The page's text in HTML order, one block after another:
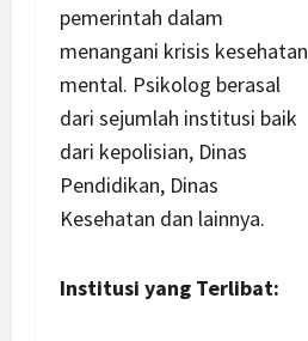
pemerintah dalam
menangani krisis kesehatan
mental. Psikolog berasal
dari sejumlah institusi baik
dari kepolisian, Dinas
Pendidikan, Dinas
Kesehatan dan lainnya.
Institusi yang Terlibat: